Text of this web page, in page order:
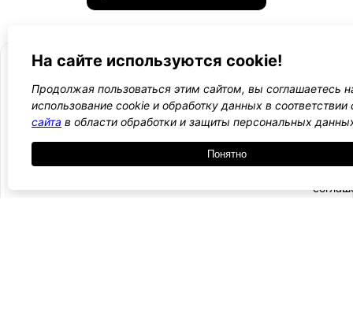
WordPress лаборатория
Ещё один сайт на WordPress 💛
-
-
Оплата
-
На сайте используются cookie!
Продолжая пользоваться этим сайтом, вы соглашаетесь
использование cookie и обработку данных в соответствии
сайта в области обработки и защиты персональных
Понятно